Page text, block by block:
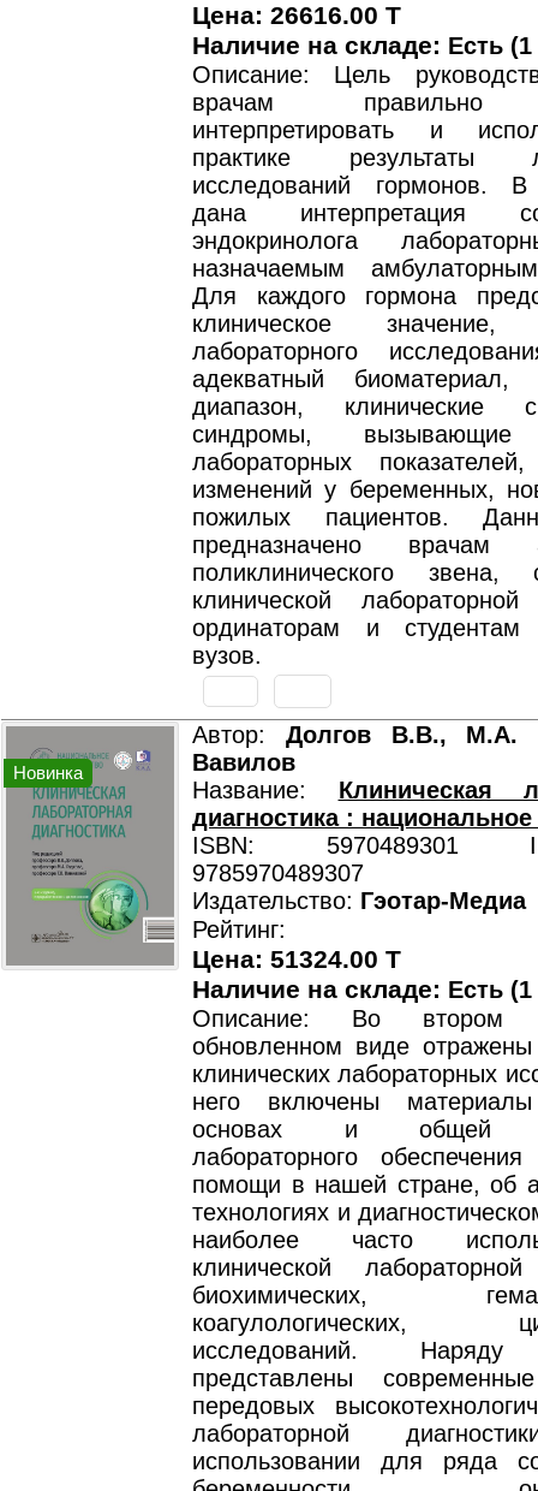
Цена: 26616.00 T
Наличие на складе: Есть
Описание: Цель
врачам правильно
интерпретировать и
практике результаты
исследований гормонов. В
дана интерпретация
эндокринолога
назначаемым
Для каждого гормона
клиническое значение,
лабораторного
адекватный биоматериал,
диапазон, клинические
синдромы, вызывающие
лабораторных
изменений у беременных,
пожилых пациентов.
предназначено врачам
поликлинического звена,
клинической лабораторной
ординаторам и студентам
вузов.
Новинка
Автор: Долгов В.В., М.А.
Вавилов
Название: Клиническая
диагностика :
ISBN: 5970489301
9785970489307
Издательство: Гэотар-Медиа
Рейтинг:
Цена: 51324.00 T
Наличие на складе: Есть
Описание: Во втором
обновленном виде
клинических лабораторных
него включены
основах и общей
лабораторного
помощи в нашей стране, об
технологиях и
наиболее часто
клинической лабораторной
биохимических,
коагулологических,
исследований.
представлены
передовых
лабораторной
использовании для ряда